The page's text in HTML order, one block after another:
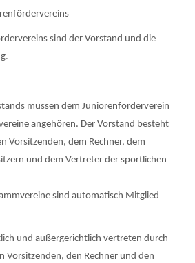
sind der Vorstand und die
müssen dem Juniorenförderverein
angehören. Der Vorstand besteht
Vorsitzenden, dem Rechner, dem
und dem Vertreter der sportlichen
sind automatisch Mitglied
und außergerichtlich vertreten durch
Vorsitzenden, den Rechner und den